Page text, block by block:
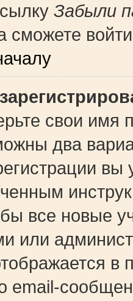
Забыли
сможете
свои имя
два
вы
все новые
или
в
email-